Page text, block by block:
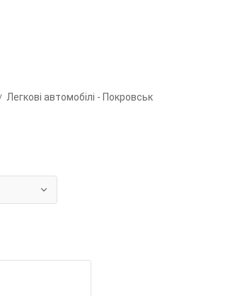
Легкові автомобілі - Покровськ